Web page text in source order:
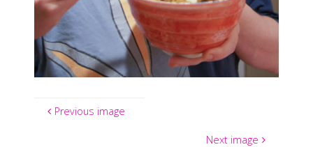
Previous image
Next image